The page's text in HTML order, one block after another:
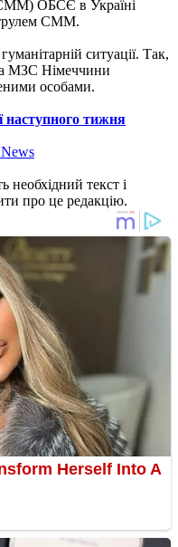
(СММ) ОБСЄ в Україні
СММ.
ситуації. Так,
МЗС Німеччини
особами.
тижня
необхідний текст і
про це редакцію.